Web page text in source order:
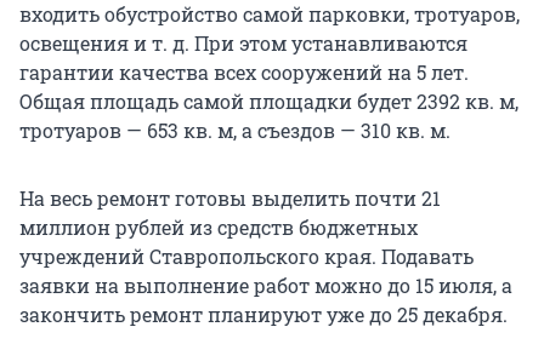
входить обустройство самой парковки, тротуаров,
освещения и т. д. При этом устанавливаются
гарантии качества всех сооружений на 5 лет.
Общая площадь самой площадки будет 2392 кв. м,
тротуаров — 653 кв. м, а съездов — 310 кв. м.
На весь ремонт готовы выделить почти 21
миллион рублей из средств бюджетных
учреждений Ставропольского края. Подавать
заявки на выполнение работ можно до 15 июля, а
закончить ремонт планируют уже до 25 декабря.